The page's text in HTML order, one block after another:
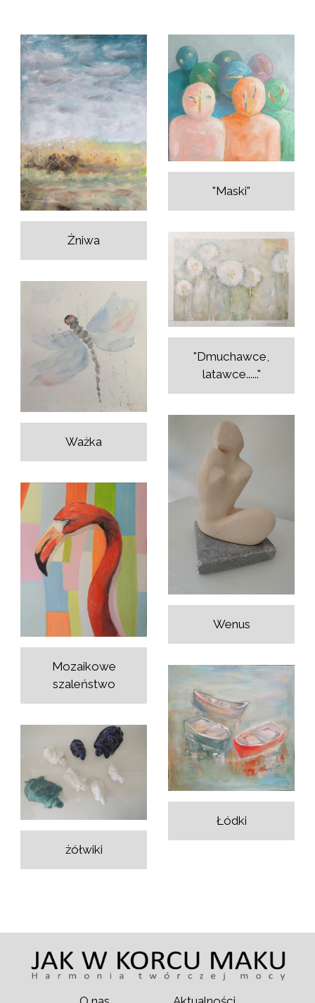
Żniwa
"Maski"
"Dmuchawce,
latawce......"
Ważka
Wenus
Mozaikowe
szaleństwo
Łódki
żółwiki